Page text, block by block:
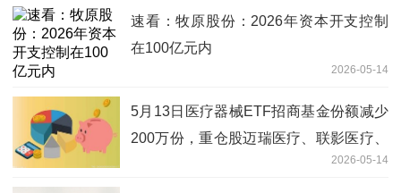
速看：牧原股份：2026年资本开支控制
在100亿元内
2026-05-14
5月13日医疗器械ETF招商基金份额减少
200万份，重仓股迈瑞医疗、联影医疗、
2026-05-14